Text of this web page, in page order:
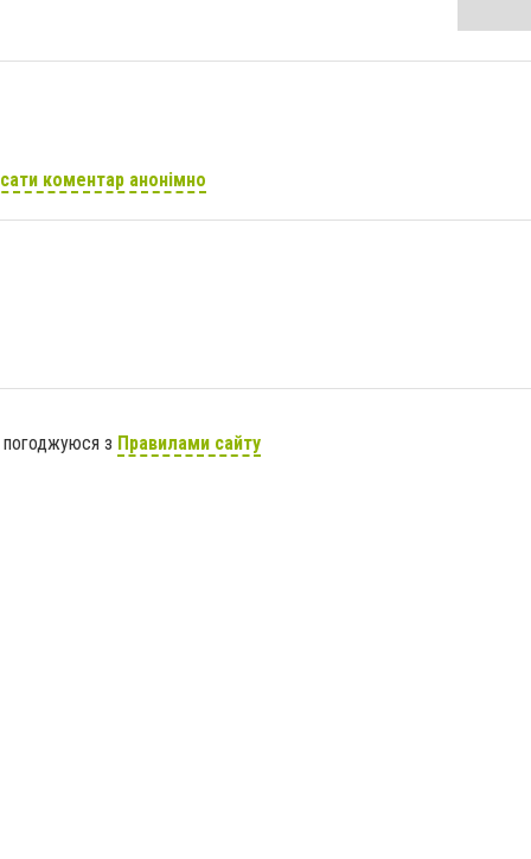
коментар анонімно
з Правилами сайту